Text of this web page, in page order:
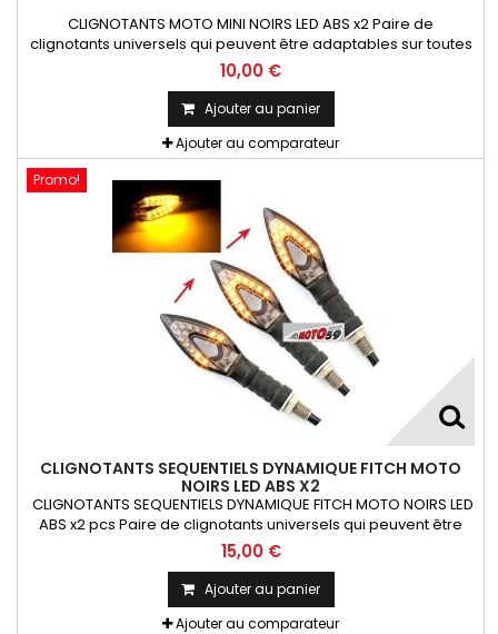
CLIGNOTANTS MOTO MINI NOIRS LED ABS x2 Paire de
clignotants universels qui peuvent être adaptables sur toutes
motos ou scooters
10,00 €
Ajouter au panier
Ajouter au comparateur
Promo!
CLIGNOTANTS SEQUENTIELS DYNAMIQUE FITCH MOTO
NOIRS LED ABS X2
CLIGNOTANTS SEQUENTIELS DYNAMIQUE FITCH MOTO NOIRS LED
ABS x2 pcs Paire de clignotants universels qui peuvent être
adaptables sur toutes motos ou scooters
15,00 €
Ajouter au panier
Ajouter au comparateur